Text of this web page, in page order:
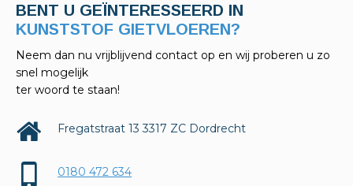
BENT U GEÏNTERESSEERD IN
KELDERAFDICHTINGEN?
Neem dan nu vrijblijvend contact op en wij proberen u zo
snel mogelijk
ter woord te staan!
Fregatstraat 13 3317 ZC Dordrecht
0180 472 634